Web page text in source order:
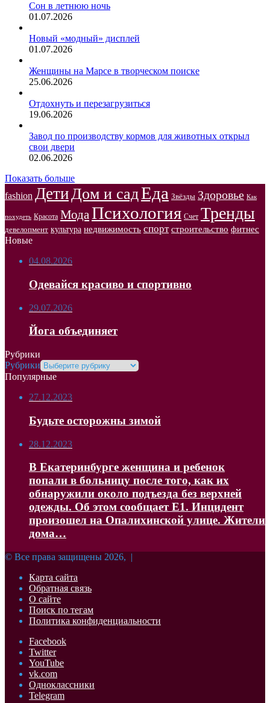
Сон в летнюю ночь
01.07.2026
Новый «модный» дисплей
01.07.2026
Женщины на Марсе в творческом поиске
25.06.2026
Отдохнуть и перезагрузиться
19.06.2026
Завод по производству кормов для животных открыл
свои двери
02.06.2026
Показать больше
fashion ДетиДом и садЕда Звёзды Здоровье Как
похудеть Красота Мода Психология Счет Тренды
девелопмент культура недвижимость спорт строительство фитнес
Новые
04.08.2026
Одевайся красиво и спортивно
29.07.2026
Йога объединяет
Рубрики
Рубрики
Популярные
27.12.2023
Будьте осторожны зимой
28.12.2023
В Екатеринбурге женщина и ребенок
попали в больницу после того, как их
обнаружили около подъезда без верхней
одежды. Об этом сообщает Е1. Инцидент
произошел на Опалихинской улице. Жители
дома…
© Все права защищены 2026, |
Карта сайта
Обратная связь
О сайте
Поиск по тегам
Политика конфиденциальности
Facebook
Twitter
YouTube
vk.com
Одноклассники
Telegram